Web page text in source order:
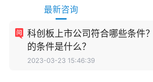
最新咨询
科创板上市公司符合哪些条件
的条件是什么？
2023-03-23 15:46:39